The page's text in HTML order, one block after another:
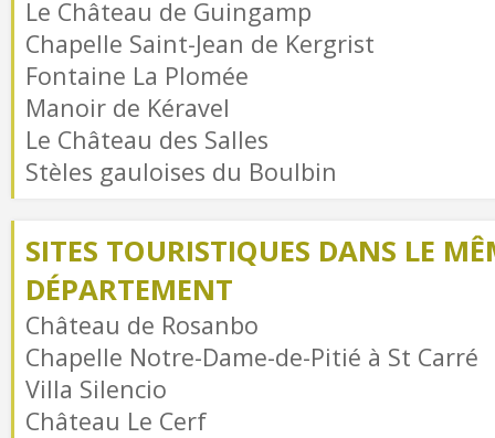
Le Château de Guingamp
Chapelle Saint-Jean de Kergrist
Fontaine La Plomée
Manoir de Kéravel
Le Château des Salles
Stèles gauloises du Boulbin
SITES TOURISTIQUES DANS LE
DÉPARTEMENT
Château de Rosanbo
Chapelle Notre-Dame-de-Pitié à St Carré
Villa Silencio
Château Le Cerf